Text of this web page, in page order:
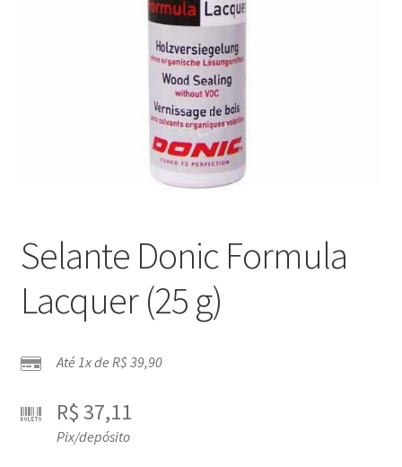
Selante Donic Formula
Lacquer (25 g)
Até 1x de R$39,90
R$37,11
Pix/depósito